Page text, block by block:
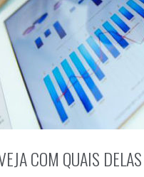
COM QUAIS